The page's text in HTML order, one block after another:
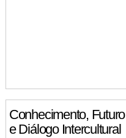
Conhecimento, Futuro
e Diálogo Intercultural